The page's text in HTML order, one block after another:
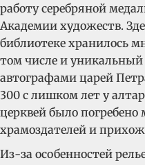
работу серебряной
Академии художеств.
библиотеке хранилось
том числе и уникальный
автографами царей
300 с лишком лет у
церквей было
храмоздателей и
Из-за особенностей